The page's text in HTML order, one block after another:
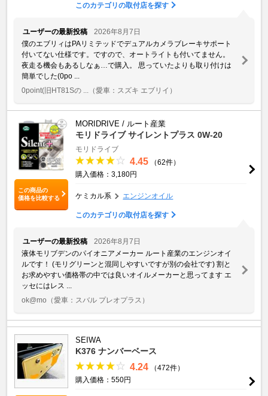
このカテゴリの取付店を探す
ユーザーの最新投稿
2026年8月7日
僕のエブリィはPAリミテッドでデュアルカメラブレーキサポート
付いてない仕様です。ですので、オートライトも付いてません。
夜走る機会もあるしなぁ…で購入。 思っていたよりも取り付けは
簡単でした(0po ...
0point(旧HT81Sの ...
（愛車：スズキ エブリイ）
この商品の
価格を比較する
MORIDRIVE / ルート産業
モリドライブ サイレントプラス 0W-20
モリドライブ
4.45
（62件）
購入価格：3,180円
ケミカル系 エンジンオイル
このカテゴリの取付店を探す
ユーザーの最新投稿
2026年8月7日
液体モリブデンのパイオニアメーカー ルート産業のエンジンオイ
ルです！ (モリグリーンと混同しやすいですが別の会社です) 割と
お求めやすい価格帯の中では良いオイルメーカーと思ってます エ
ッセにはレス ...
ok@mo （愛車：スバル プレオプラス）
SEIWA
K376 ナンバーベース
4.24
（472件）
購入価格：550円